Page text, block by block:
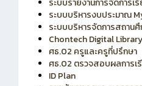
ระบบติดตามผู้สำเร็จการ
ระบบรายงานการจัดการเ
ระบบบริหารงบประมาณ
ระบบบริหารจัดการสถานศึก
Chontech Digital Library
ศธ.02 ครูและครูที่ปรึกษา
ศธ.02 ตรวจสอบผลการเ